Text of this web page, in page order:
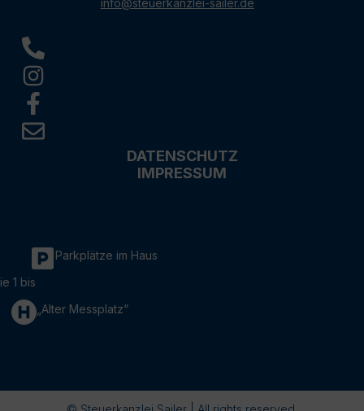
info@steuerkanzlei-sailer.de
DATENSCHUTZ
IMPRESSUM
Parkplätze im Haus
1 bis
„Alter Messplatz“